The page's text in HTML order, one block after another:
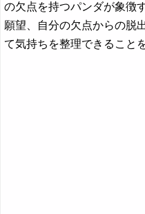
の欠点を持つパンダが象徴
願望、自分の欠点からの脱
て気持ちを整理できること